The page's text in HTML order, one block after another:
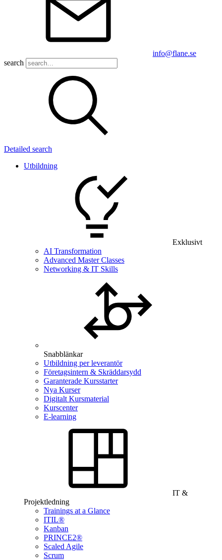
info@flane.se
search
Detailed search
Utbildning
Exklusivt
AI Transformation
Advanced Master Classes
Networking & IT Skills
Snabblänkar
Utbildning per leverantör
Företagsintern & Skräddarsydd
Garanterade Kursstarter
Nya Kurser
Digitalt Kursmaterial
Kurscenter
E-learning
IT &
Projektledning
Trainings at a Glance
ITIL®
Kanban
PRINCE2®
Scaled Agile
Scrum